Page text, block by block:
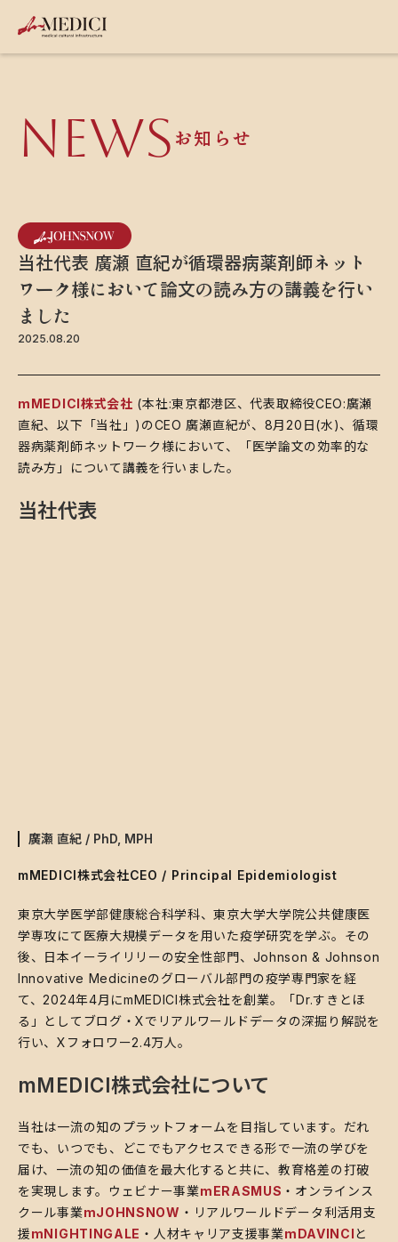
NEWS お知らせ
当社代表 廣瀬 直紀が循環器病薬剤師ネット
ワーク様において論文の読み方の講義を行い
ました
2025.08.20
mMEDICI株式会社 (本社:東京都港区、代表取締役CEO:廣瀬
直紀、以下「当社」)のCEO 廣瀬直紀が、8月20日(水)、循環
器病薬剤師ネットワーク様において、「医学論文の効率的な
読み方」について講義を行いました。
当社代表
廣瀬 直紀 / PhD, MPH
mMEDICI株式会社CEO / Principal Epidemiologist
東京大学医学部健康総合科学科、東京大学大学院公共健康医
学専攻にて医療大規模データを用いた疫学研究を学ぶ。その
後、日本イーライリリーの安全性部門、Johnson & Johnson
Innovative Medicineのグローバル部門の疫学専門家を経
て、2024年4月にmMEDICI株式会社を創業。「Dr.すきとほ
る」としてブログ・Xでリアルワールドデータの深掘り解説を
行い、Xフォロワー2.4万人。
mMEDICI株式会社について
当社は一流の知のプラットフォームを目指しています。だれ
でも、いつでも、どこでもアクセスできる形で一流の学びを
届け、一流の知の価値を最大化すると共に、教育格差の打破
を実現します。ウェビナー事業mERASMUS ・オンラインス
クール事業mJOHNSNOW ・リアルワールドデータ利活用支
援mNIGHTINGALE ・人材キャリア支援事業mDAVINCIと